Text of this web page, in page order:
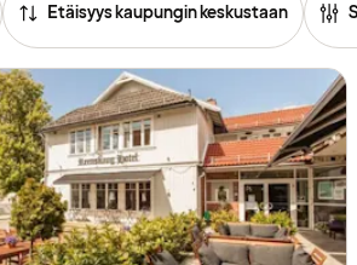
Etäisyys kaupungin keskustaan